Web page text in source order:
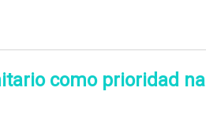
como prioridad